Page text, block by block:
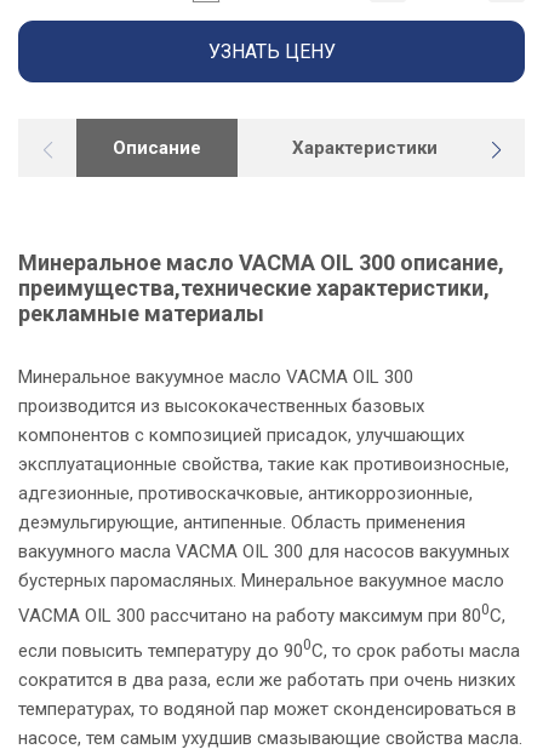
УЗНАТЬ ЦЕНУ
Описание Характеристики
Минеральное масло VACMA OIL 300 описание,
преимущества,технические характеристики,
рекламные материалы
Минеральное вакуумное масло VACMA OIL 300
производится из высококачественных базовых
компонентов с композицией присадок, улучшающих
эксплуатационные свойства, такие как противоизносные,
адгезионные, противоскачковые, антикоррозионные,
деэмульгирующие, антипенные. Область применения
вакуумного масла VACMA OIL 300 для насосов вакуумных
бустерных паромасляных. Минеральное вакуумное масло
VACMA OIL 300 рассчитано на работу максимум при 800С,
если повысить температуру до 900С, то срок работы масла
сократится в два раза, если же работать при очень низких
температурах, то водяной пар может сконденсироваться в
насосе, тем самым ухудшив смазывающие свойства масла.